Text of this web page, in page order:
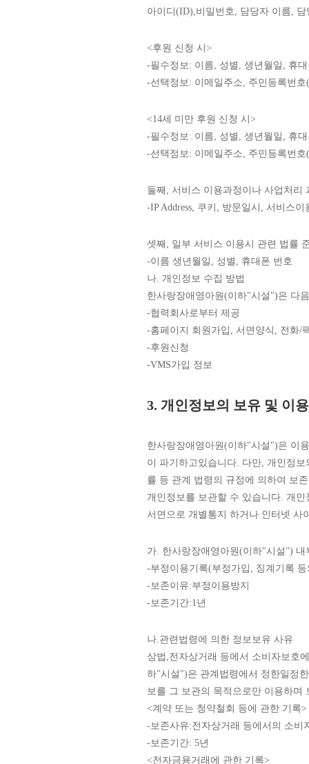
아이디(ID),비밀번호, 담당자 이름,
<후원 신청 시>
-필수정보: 이름, 성별, 생년월일, 휴
-선택정보: 이메일주소, 주민등록번
<14세 미만 후원 신청 시>
-필수정보: 이름, 성별, 생년월일, 휴
-선택정보: 이메일주소, 주민등록번
둘째, 서비스 이용과정이나 사업처리
-IP Address, 쿠키, 방문일시, 서비스
셋째, 일부 서비스 이용시 관련 법률
-이름 생년월일, 성별, 휴대폰 번호
나. 개인정보 수집 방법
한사랑장애영아원(이하"시설")은 다
-협력회사로부터 제공
-홈페이지 회원가입, 서면양식, 전화/
-후원신청
-VMS가입 정보
3. 개인정보의 보유 및 이
한사랑장애영아원(이하"시설")은 이
이 파기하고있습니다. 다만, 개인정
률 등 관계 법령의 규정에 의하여 보
개인정보를 보관할 수 있습니다. 개
서면으로 개별통지 하거나 인터넷 사
가. 한사랑장애영아원(이하"시설")
-부정이용기록(부정가입, 징계기록
-보존이유:부정이용방지
-보존기간:1년
나.관련법령에 의한 정보보유 사유
상법,전자상거래 등에서 소비자보호
하"시설")은 관계법령에서 정한일정
보를 그 보관의 목적으로만 이용하며
<계약 또는 청약철회 등에 관한 기록>
-보존사유:전자상거래 등에서의 소비
-보존기간: 5년
<전자금융거래에 관한 기록>